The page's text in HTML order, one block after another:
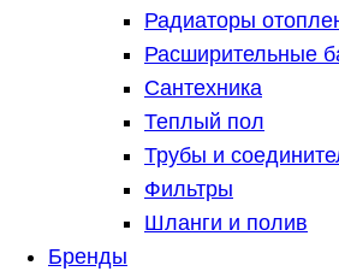
Радиаторы
Расширительные
Сантехника
Теплый пол
Трубы и
Фильтры
Шланги и полив
Бренды